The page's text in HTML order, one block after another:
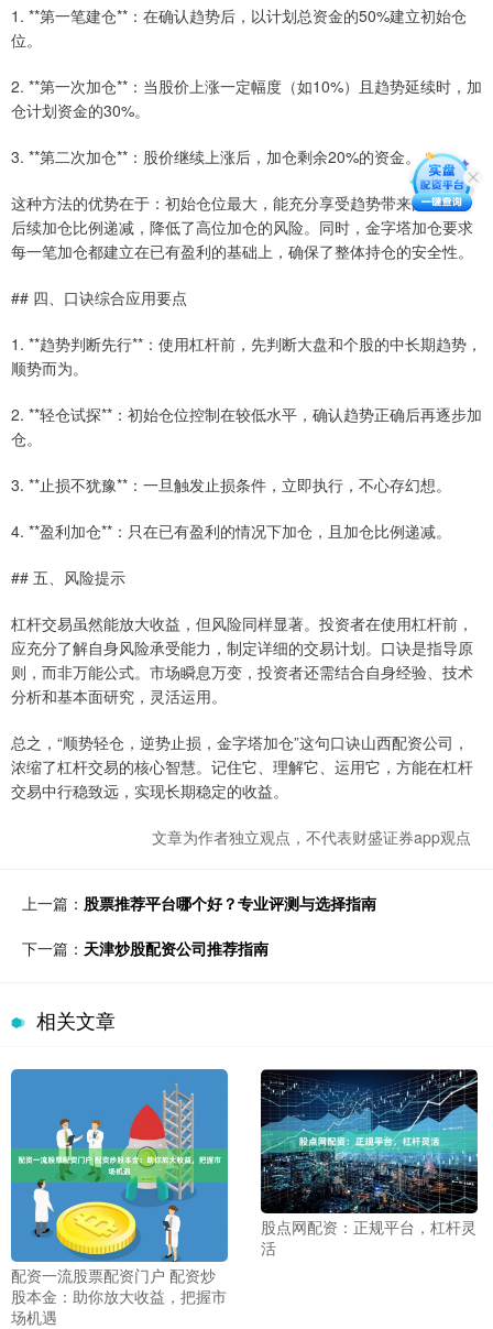
1. **第一笔建仓**：在确认趋势后，以计划总资金的50%建立初始仓
位。
2. **第一次加仓**：当股价上涨一定幅度（如10%）且趋势延续时，加
仓计划资金的30%。
3. **第二次加仓**：股价继续上涨后，加仓剩余20%的资金。
这种方法的优势在于：初始仓位最大，能充分享受趋势带来的收益；
后续加仓比例递减，降低了高位加仓的风险。同时，金字塔加仓要求
每一笔加仓都建立在已有盈利的基础上，确保了整体持仓的安全性。
## 四、口诀综合应用要点
1. **趋势判断先行**：使用杠杆前，先判断大盘和个股的中长期趋势，
顺势而为。
2. **轻仓试探**：初始仓位控制在较低水平，确认趋势正确后再逐步加
仓。
3. **止损不犹豫**：一旦触发止损条件，立即执行，不心存幻想。
4. **盈利加仓**：只在已有盈利的情况下加仓，且加仓比例递减。
## 五、风险提示
杠杆交易虽然能放大收益，但风险同样显著。投资者在使用杠杆前，
应充分了解自身风险承受能力，制定详细的交易计划。口诀是指导原
则，而非万能公式。市场瞬息万变，投资者还需结合自身经验、技术
分析和基本面研究，灵活运用。
总之，“顺势轻仓，逆势止损，金字塔加仓”这句口诀山西配资公司，
浓缩了杠杆交易的核心智慧。记住它、理解它、运用它，方能在杠杆
交易中行稳致远，实现长期稳定的收益。
文章为作者独立观点，不代表财盛证券app观点
上一篇： 股票推荐平台哪个好？专业评测与选择指南
下一篇： 天津炒股配资公司推荐指南
相关文章
配资一流股票配资门户 配资炒
股本金：助你放大收益，把握市
场机遇
股点网配资：正规平台，杠杆灵
活